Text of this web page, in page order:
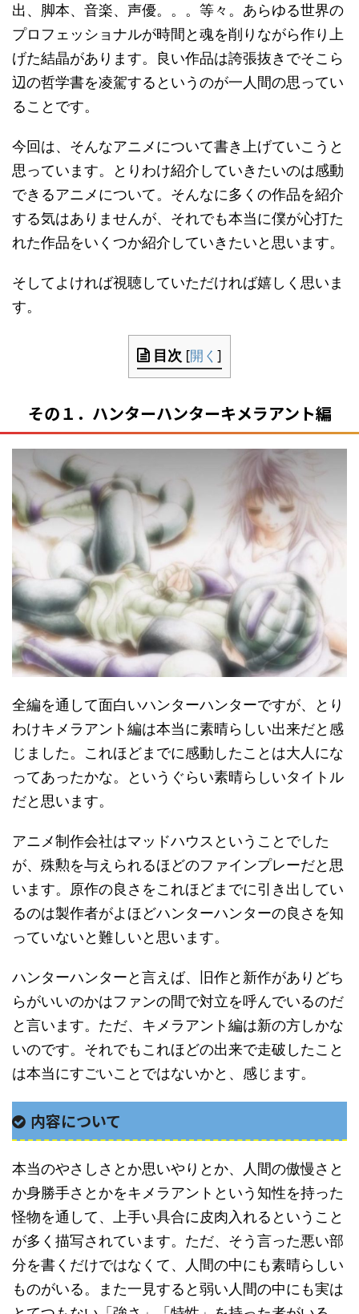
出、脚本、音楽、声優。。。等々。あらゆる世界の
プロフェッショナルが時間と魂を削りながら作り上
げた結晶があります。良い作品は誇張抜きでそこら
辺の哲学書を凌駕するというのが一人間の思ってい
ることです。
今回は、そんなアニメについて書き上げていこうと
思っています。とりわけ紹介していきたいのは感動
できるアニメについて。そんなに多くの作品を紹介
する気はありませんが、それでも本当に僕が心打た
れた作品をいくつか紹介していきたいと思います。
そしてよければ視聴していただければ嬉しく思いま
す。
目次 [開く ]
その１．ハンターハンターキメラアント編
全編を通して面白いハンターハンターですが、とり
わけキメラアント編は本当に素晴らしい出来だと感
じました。これほどまでに感動したことは大人にな
ってあったかな。というぐらい素晴らしいタイトル
だと思います。
アニメ制作会社はマッドハウスということでした
が、殊勲を与えられるほどのファインプレーだと思
います。原作の良さをこれほどまでに引き出してい
るのは製作者がよほどハンターハンターの良さを知
っていないと難しいと思います。
ハンターハンターと言えば、旧作と新作がありどち
らがいいのかはファンの間で対立を呼んでいるのだ
と言います。ただ、キメラアント編は新の方しかな
いのです。それでもこれほどの出来で走破したこと
は本当にすごいことではないかと、感じます。
内容について
本当のやさしさとか思いやりとか、人間の傲慢さと
か身勝手さとかをキメラアントという知性を持った
怪物を通して、上手い具合に皮肉入れるということ
が多く描写されています。ただ、そう言った悪い部
分を書くだけではなくて、人間の中にも素晴らしい
ものがいる。また一見すると弱い人間の中にも実は